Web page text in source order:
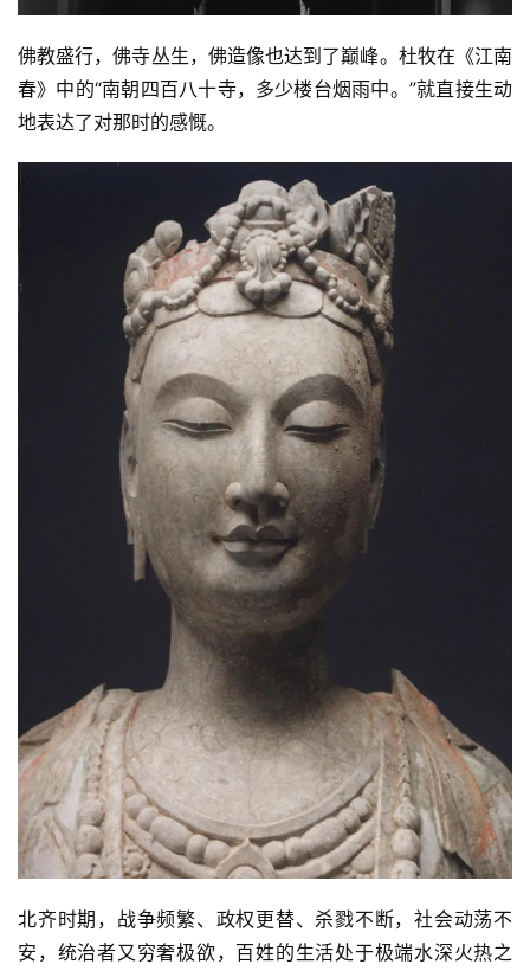
佛教盛行，佛寺丛生，佛造像也达到了巅峰。杜牧在《江南
春》中的“南朝四百八十寺，多少楼台烟雨中。”就直接生动
地表达了对那时的感慨。
北齐时期，战争频繁、政权更替、杀戮不断，社会动荡不
安，统治者又穷奢极欲，百姓的生活处于极端水深火热之